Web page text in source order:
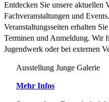
Entdecken Sie unsere aktuellen
Fachveranstaltungen und
Veranstaltungsseiten erhalten
Terminen und Anmeldung. Wir
Jugendwerk oder bei externen
Ausstellung Junge Galerie
Mehr Infos